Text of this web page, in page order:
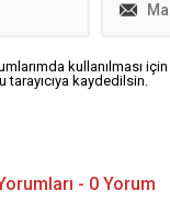
kullanılması
tarayıcıya kaydedilsin.
- 0 Yorum